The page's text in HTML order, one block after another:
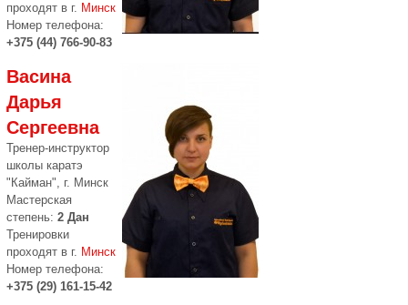
проходят в г. Минск
Номер телефона:
+375 (44) 766-90-83
Васина
Дарья
Сергеевна
Тренер-инструктор
школы каратэ
"Кайман", г. Минск
Мастерская
степень:2 Дан
Тренировки
проходят в г. Минск
Номер телефона:
+375 (29) 161-15-42